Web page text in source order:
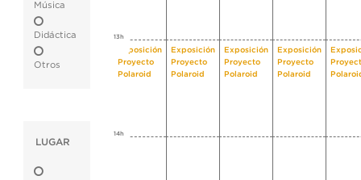
Música
Didáctica
Otros
LUGAR
13h
Exposición
Proyecto
Polaroid
Exposición
Proyecto
Polaroid
Exposición
Proyecto
Polaroid
Exposición
Proyecto
Polaroid
14h